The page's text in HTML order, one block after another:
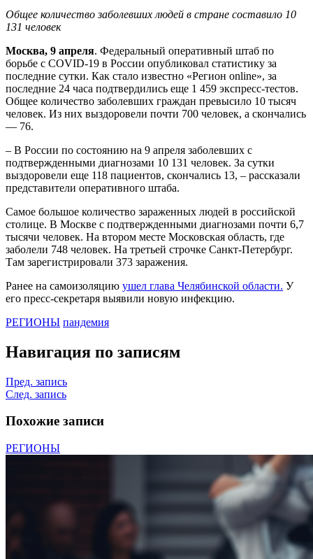
Общее количество заболевших людей в стране составило 10
131 человек
Москва, 9 апреля. Федеральный оперативный штаб по
борьбе с COVID-19 в России опубликовал статистику за
последние сутки. Как стало известно «Регион online», за
последние 24 часа подтвердились еще 1 459 экспресс-тестов.
Общее количество заболевших граждан превысило 10 тысяч
человек. Из них выздоровели почти 700 человек, а скончались
— 76.
– В России по состоянию на 9 апреля заболевших с
подтвержденными диагнозами 10 131 человек. За сутки
выздоровели еще 118 пациентов, скончались 13, – рассказали
представители оперативного штаба.
Самое большое количество зараженных людей в российской
столице. В Москве с подтвержденными диагнозами почти 6,7
тысячи человек. На втором месте Московская область, где
заболели 748 человек. На третьей строчке Санкт-Петербург.
Там зарегистрировали 373 заражения.
Ранее на самоизоляцию ушел глава Челябинской области. У
его пресс-секретаря выявили новую инфекцию.
РЕГИОНЫ пандемия
Навигация по записям
Пред. запись
След. запись
Похожие записи
РЕГИОНЫ